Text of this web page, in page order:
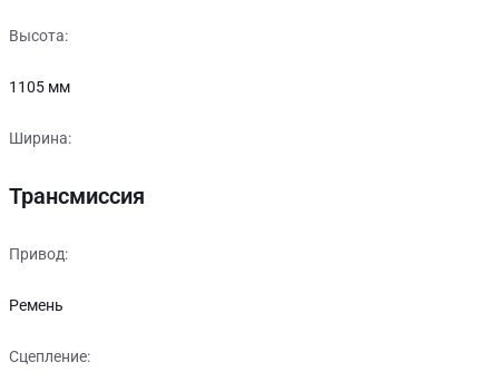
Высота:
1105 мм
Ширина:
Трансмиссия
Привод:
Ремень
Сцепление: